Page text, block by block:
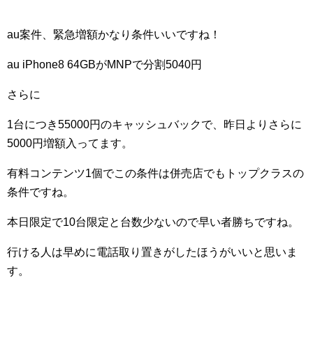
au案件、緊急増額かなり条件いいですね！
au iPhone8 64GBがMNPで分割5040円
さらに
1台につき55000円のキャッシュバックで、昨日よりさらに
5000円増額入ってます。
有料コンテンツ1個でこの条件は併売店でもトップクラスの
条件ですね。
本日限定で10台限定と台数少ないので早い者勝ちですね。
行ける人は早めに電話取り置きがしたほうがいいと思いま
す。